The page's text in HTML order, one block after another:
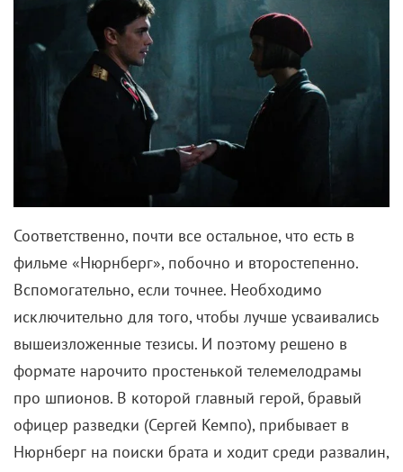
Соответственно, почти все остальное, что есть в
фильме «Нюрнберг», побочно и второстепенно.
Вспомогательно, если точнее. Необходимо
исключительно для того, чтобы лучше усваивались
вышеизложенные тезисы. И поэтому решено в
формате нарочито простенькой телемелодрамы
про шпионов. В которой главный герой, бравый
офицер разведки (Сергей Кемпо), прибывает в
Нюрнберг на поиски брата и ходит среди развалин,